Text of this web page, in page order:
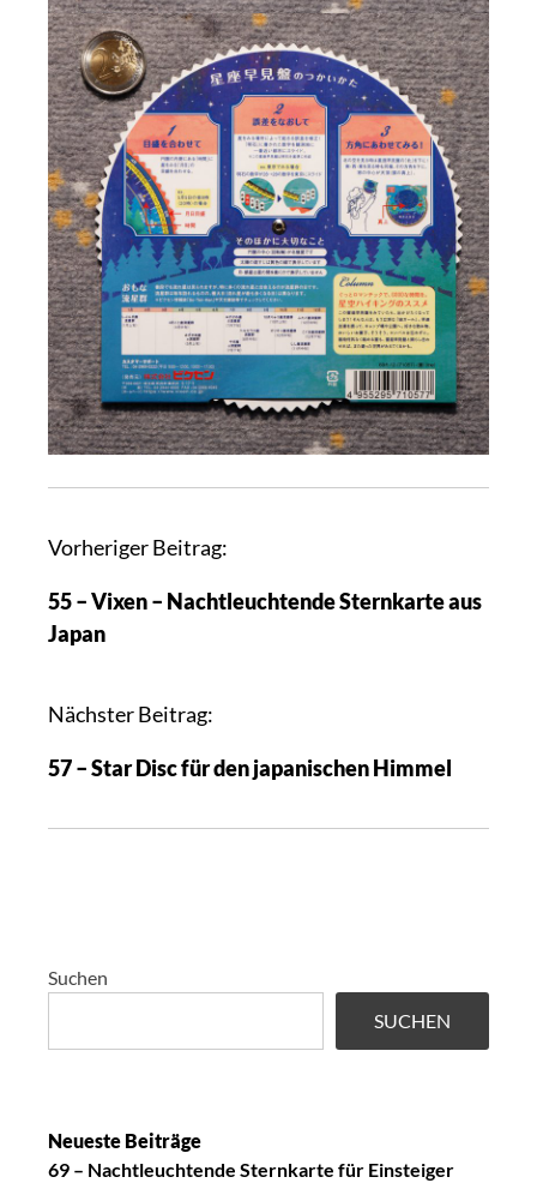
A
t
i
e
-
a
a
t
Vorheriger Beitrag:
55 – Vixen – Nachtleuchtende Sternkarte aus
Japan
Nächster Beitrag:
57 – Star Disc für den japanischen Himmel
Suchen
SUCHEN
Neueste Beiträge
69 – Nachtleuchtende Sternkarte für Einsteiger